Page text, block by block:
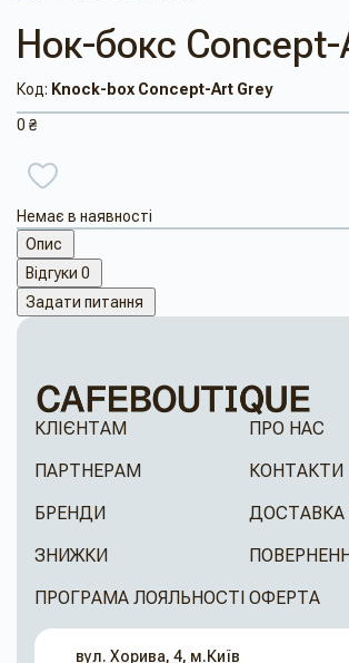
Нок-бокс
Код: Knock-box Concept-Art Grey
0 ₴
Немає в наявності
Опис
Відгуки 0
Задати питання
КЛІЄНТАМ
ПАРТНЕРАМ
БРЕНДИ
ЗНИЖКИ
ПРОГРАМА ЛОЯЛЬНОСТІ
ПРО НАС
КОНТАКТИ
ДОСТАВКА
ОФЕРТА
вул. Хорива, 4, м.Київ